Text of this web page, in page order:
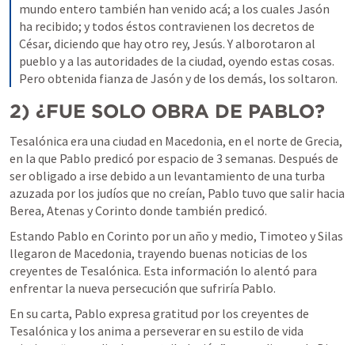
mundo entero también han venido acá; a los cuales Jasón
ha recibido; y todos éstos contravienen los decretos de
César, diciendo que hay otro rey, Jesús. Y alborotaron al
pueblo y a las autoridades de la ciudad, oyendo estas cosas.
Pero obtenida fianza de Jasón y de los demás, los soltaron.
2) ¿FUE SOLO OBRA DE PABLO?
Tesalónica era una ciudad en Macedonia, en el norte de Grecia,
en la que Pablo predicó por espacio de 3 semanas. Después de
ser obligado a irse debido a un levantamiento de una turba
azuzada por los judíos que no creían, Pablo tuvo que salir hacia
Berea, Atenas y Corinto donde también predicó.
Estando Pablo en Corinto por un año y medio, Timoteo y Silas
llegaron de Macedonia, trayendo buenas noticias de los
creyentes de Tesalónica. Esta información lo alentó para
enfrentar la nueva persecución que sufriría Pablo.
En su carta, Pablo expresa gratitud por los creyentes de
Tesalónica y los anima a perseverar en su estilo de vida